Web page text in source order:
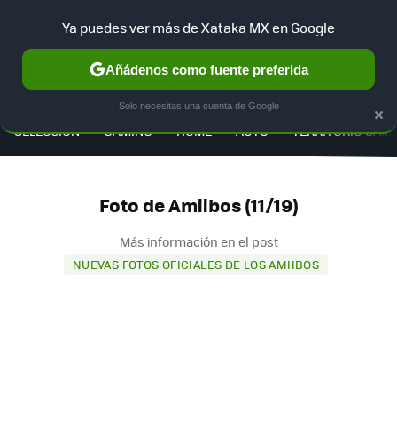
SELECCIÓN GAMING HOME AUTO TERRITORIO
Foto de Amiibos (11/19)
Más información en el post
NUEVAS FOTOS OFICIALES DE LOS AMIIBOS
×
Ya puedes ver más de Xataka MX en Google
Añádenos como fuente preferida
Solo necesitas una cuenta de Google